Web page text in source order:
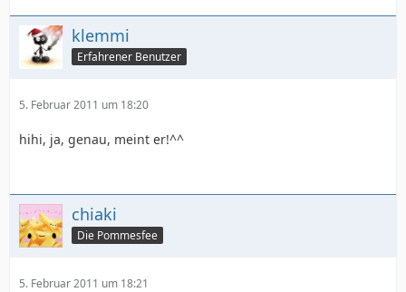
klemmi
Erfahrener Benutzer
5. Februar 2011 um 18:20
hihi, ja, genau, meint er!^^
chiaki
Die Pommesfee
5. Februar 2011 um 18:21